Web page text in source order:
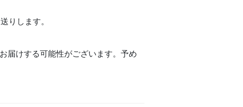
りします。
届けする可能性がございます。予め